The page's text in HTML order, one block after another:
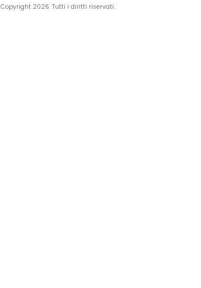
Copyright 2026. Tutti i diritti riservati.